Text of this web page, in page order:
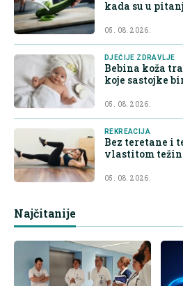
kada su u
05. 08. 2026.
DJEČIJE ZDRAVLJE
Bebina koža
koje sastojke
05. 08. 2026.
REKREACIJA
Bez teretane i
vlastitom
05. 08. 2026.
Najčitanije